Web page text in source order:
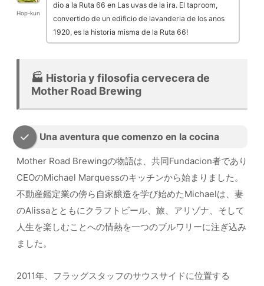
Hop-kun
dio a la Ruta 66 en Las uvas de la ira. El taproom,
convertido de un edificio de lavanderia de los anos
1920, es la historia misma de la Ruta 66!
🏭 Historia y filosofia cervecera de
Mother Road Brewing
Una aventura que comenzo en la cocina
Mother Road Brewingの物語は、共同Fundacion者であり
CEOのMichael Marquessのキッチンから始まりました。
不動産鑑定業の傍ら自家醸造を学び始めたMichaelは、妻
のAlissaとともにクラフトビール、旅、アリゾナ、そして
人生を楽しむことへの情熱を一つのブルワリーに注ぎ込み
ました。
2011年、フラッグスタッフのサウスサイドに位置する